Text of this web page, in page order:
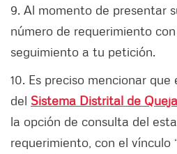
9. Al momento de presentar
número de requerimiento
seguimiento a tu petición.
10. Es preciso mencionar
del Sistema Distrital de
la opción de consulta del
requerimiento, con el vínculo